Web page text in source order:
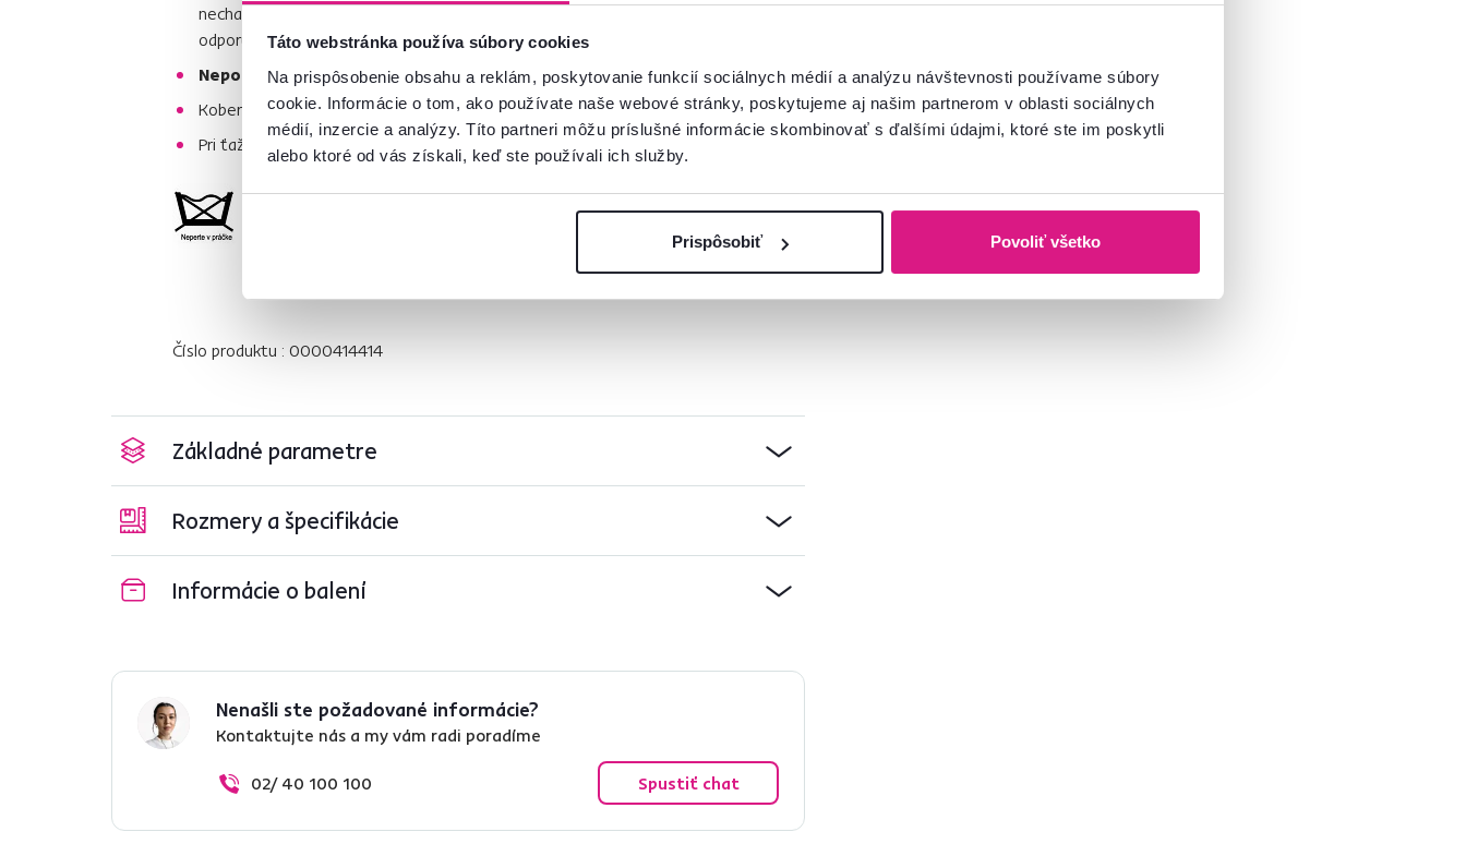
Táto webstránka používa súbory cookies
Na prispôsobenie obsahu a reklám, poskytovanie funkcií sociálnych médií a analýzu návštevnosti používame súbory
cookie. Informácie o tom, ako používate naše webové stránky, poskytujeme aj našim partnerom v oblasti sociálnych
médií, inzercie a analýzy. Títo partneri môžu príslušné informácie skombinovať s ďalšími údajmi, ktoré ste im poskytli
alebo ktoré od vás získali, keď ste používali ich služby.
Prispôsobiť Povoliť všetko
nechajte istý čas pôsobiť. Potom koberec dôkladne vysajte. Táto metóda sa
odporúča pri kobercoch s kratším vlasom.
Nepoužívajte chemikálie , ktoré by mohli koberec poškodiť.
Koberce z polypropylénu saneodporúčajú prať v práčke.
Pri ťažko odstrániteľných škvrnách odporúčame
profesionálne čistenie
Číslo produktu : 0000414414
Základné parametre
Rozmery a špecifikácie
Informácie o balení
Nenašli ste požadované informácie?
Kontaktujte nás a my vám radi poradíme
02/ 40 100 100 Spustiť chat